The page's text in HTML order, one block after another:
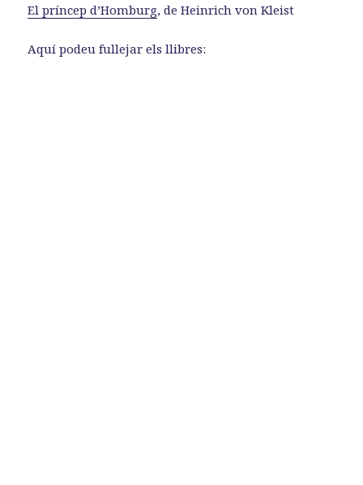
El príncep d’Homburg, de Heinrich von Kleist
Aquí podeu fullejar els llibres: